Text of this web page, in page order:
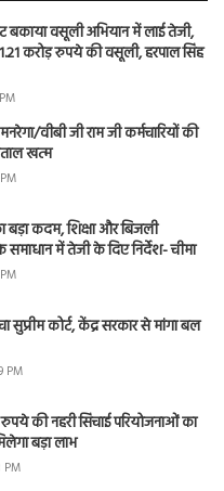
बकाया वसूली अभियान में लाई तेजी,
करोड़ रुपये की वसूली, हरपाल सिंह
वीबी जी राम जी कर्मचारियों की
खत्म
बड़ा कदम, शिक्षा और बिजली
समाधान में तेजी के दिए निर्देश- चीमा
सुप्रीम कोर्ट, केंद्र सरकार से मांगा बल
PM
की नहरी सिंचाई परियोजनाओं का
बड़ा लाभ
PM